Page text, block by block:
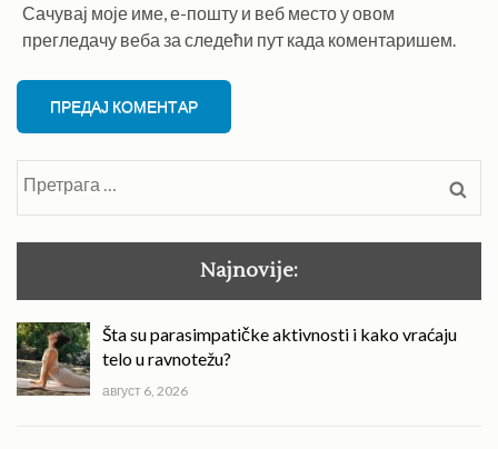
Сачувај моје име, е-пошту и веб место у овом
прегледачу веба за следећи пут када коментаришем.
Najnovije:
Šta su parasimpatičke aktivnosti i kako vraćaju
telo u ravnotežu?
август 6, 2026